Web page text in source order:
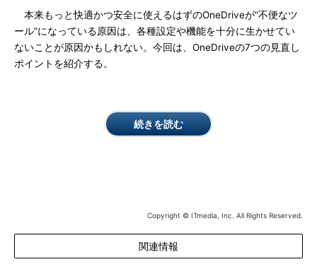
本来もっと快適かつ安全に使えるはずのOneDriveが“不便なツ
ール”になっている原因は、各種設定や機能を十分に生かせてい
ないことが原因かもしれない。今回は、OneDriveの7つの見直し
ポイントを紹介する。
続きを読む
Copyright © ITmedia, Inc. All Rights Reserved.
関連情報